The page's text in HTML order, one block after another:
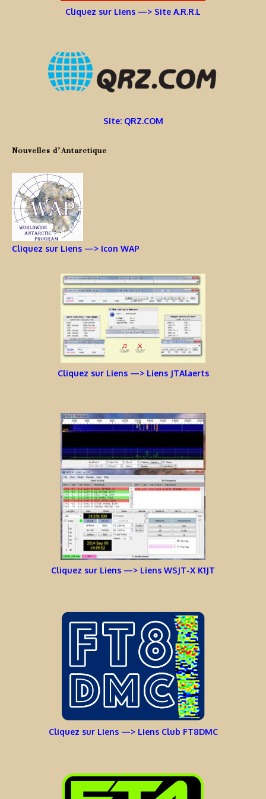
Cliquez sur Liens —> Site A.R.R.L
Site: QRZ.COM
Nouvelles d’Antarctique
Cliquez sur Liens —> Icon WAP
Cliquez sur Liens —> Liens JTAlaerts
Cliquez sur Liens —> Liens WSJT-X K1JT
Cliquez sur Liens —> Liens Club FT8DMC